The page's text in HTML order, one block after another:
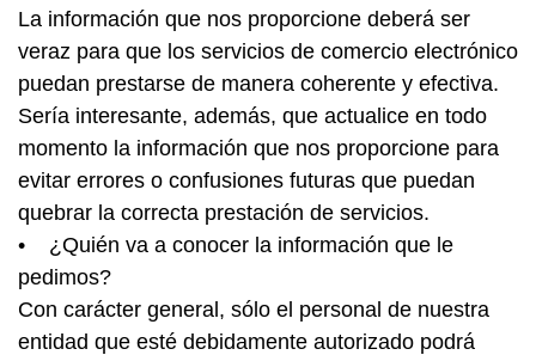
La información que nos proporcione deberá ser
veraz para que los servicios de comercio electrónico
puedan prestarse de manera coherente y efectiva.
Sería interesante, además, que actualice en todo
momento la información que nos proporcione para
evitar errores o confusiones futuras que puedan
quebrar la correcta prestación de servicios.
• ¿Quién va a conocer la información que le
pedimos?
Con carácter general, sólo el personal de nuestra
entidad que esté debidamente autorizado podrá